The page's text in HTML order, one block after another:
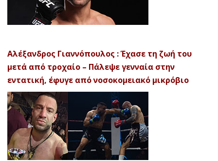
Αλέξανδρος Γιαννόπουλος : Έχασε τη ζωή του
μετά από τροχαίο – Πάλεψε γενναία στην
εντατική, έφυγε από νοσοκομειακό μικρόβιο